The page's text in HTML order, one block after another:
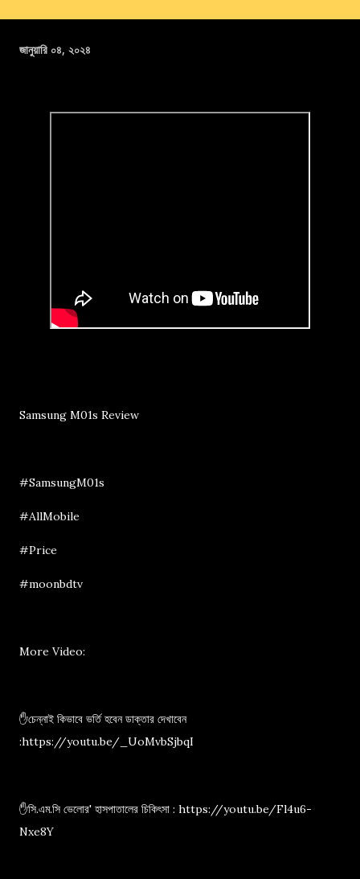
জানুয়ারি ০৪, ২০২৪
Samsung M01s Review
#SamsungM01s
#AllMobile
#Price
#moonbdtv
More Video:
✋চেন্নাই কিভাবে ভর্তি হবেন ডাক্তার দেখাবেন
:https://youtu.be/_UoMvbSjbqI
✋সি.এম.সি ভেলোর' হাসপাতালের চিকিৎসা : https://youtu.be/Fl4u6-
Nxe8Y